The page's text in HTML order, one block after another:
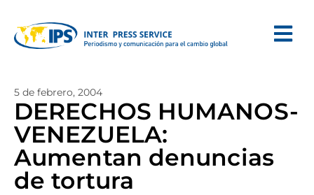
5 de febrero, 2004
DERECHOS HUMANOS-
VENEZUELA:
Aumentan denuncias
de tortura